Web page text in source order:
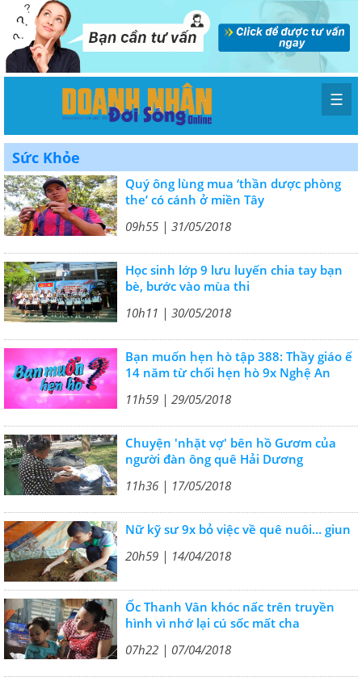
☰
Sức Khỏe
Quý ông lùng mua ‘thần dược phòng
the’ có cánh ở miền Tây
09h55 | 31/05/2018
Học sinh lớp 9 lưu luyến chia tay bạn
bè, bước vào mùa thi
10h11 | 30/05/2018
Bạn muốn hẹn hò tập 388: Thầy giáo ế
14 năm từ chối hẹn hò 9x Nghệ An
11h59 | 29/05/2018
Chuyện 'nhặt vợ' bên hồ Gươm của
người đàn ông quê Hải Dương
11h36 | 17/05/2018
Nữ kỹ sư 9x bỏ việc về quê nuôi… giun
20h59 | 14/04/2018
Ốc Thanh Vân khóc nấc trên truyền
hình vì nhớ lại cú sốc mất cha
07h22 | 07/04/2018